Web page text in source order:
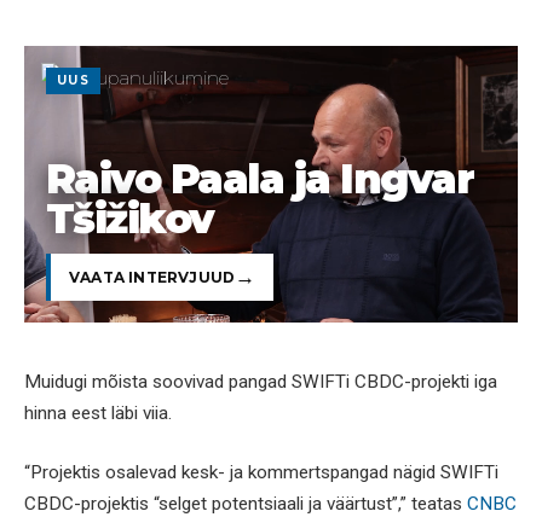
UUS
Raivo Paala ja Ingvar
Tšižikov
VAATA INTERVJUUD
Muidugi mõista soovivad pangad SWIFTi CBDC-projekti iga
hinna eest läbi viia.
“Projektis osalevad kesk- ja kommertspangad nägid SWIFTi
CBDC-projektis “selget potentsiaali ja väärtust”,” teatas CNBC